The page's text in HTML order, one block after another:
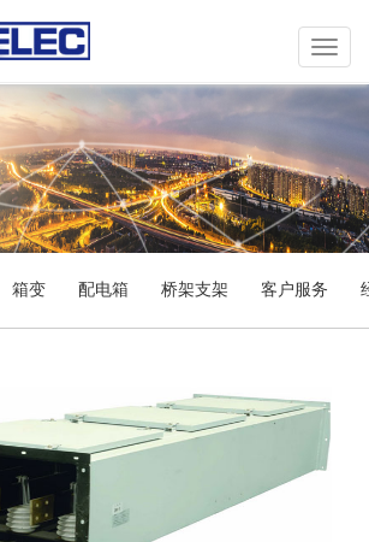
Toggle
箱变 配电箱 桥架支架 客户服务